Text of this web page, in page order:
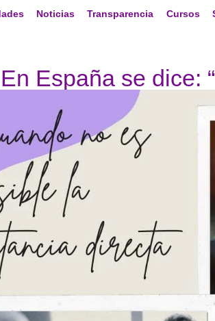
Noticias Transparencia Cursos
En España se dice: